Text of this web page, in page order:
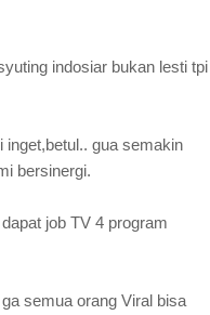
indosiar bukan lesti tpi
inget,betul.. gua semakin
bersinergi.
job TV 4 program
semua orang Viral bisa